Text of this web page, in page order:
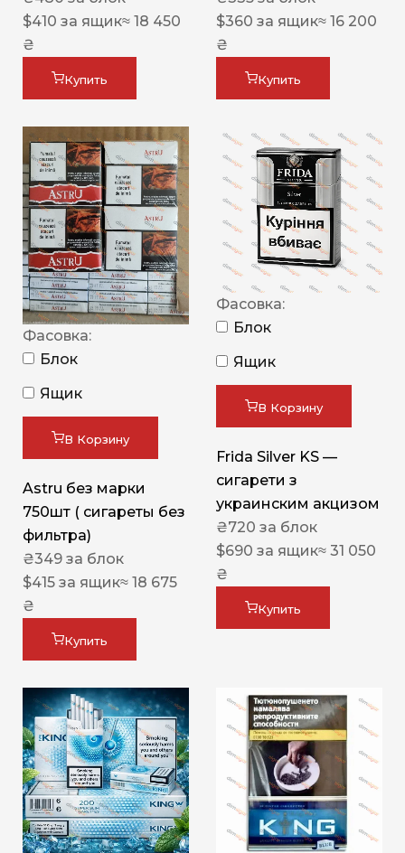
$410 за ящик≈ 18 450
₴
Купить
$360 за ящик≈ 16 200
₴
Купить
Фасовка:
Блок
Ящик
В Корзину
Astru без марки
750шт ( сигареты без
фильтра)
₴349 за блок
$415 за ящик≈ 18 675
₴
Купить
Фасовка:
Блок
Ящик
В Корзину
Frida Silver KS —
сигарети з
украинским акцизом
₴720 за блок
$690 за ящик≈ 31 050
₴
Купить